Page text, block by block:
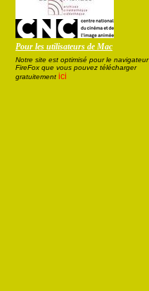
Pour les utilisateurs de Mac
Notre site est optimisé pour le navigateur
FireFox que vous pouvez télécharger
gratuitement ici